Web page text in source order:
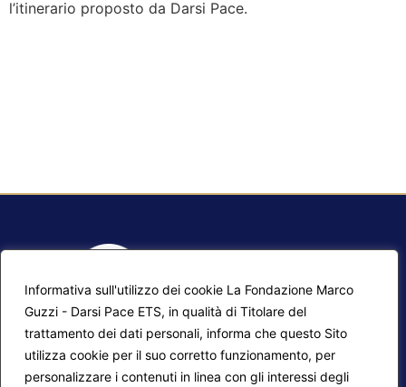
Informativa sull'utilizzo dei cookie La Fondazione Marco
Guzzi - Darsi Pace ETS, in qualità di Titolare del
trattamento dei dati personali, informa che questo Sito
utilizza cookie per il suo corretto funzionamento, per
personalizzare i contenuti in linea con gli interessi degli
l’itinerario proposto da Darsi Pace.